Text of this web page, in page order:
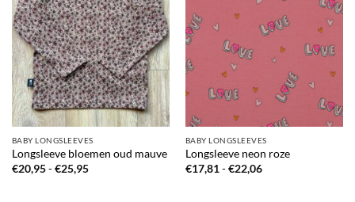
BABY LONGSLEEVES
Longsleeve bloemen oud mauve
€20,95 - €25,95Prijsklasse:
BABY LONGSLEEVES
Longsleeve neon roze
€17,81 - €22,06Prijsklasse: